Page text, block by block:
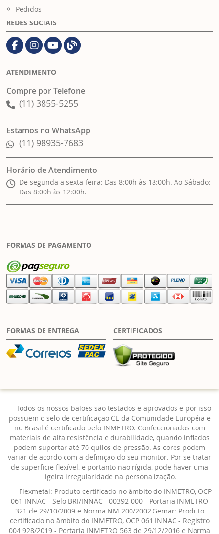
Pedidos
REDES SOCIAIS
ATENDIMENTO
Compre por Telefone
(11) 3855-5255
Estamos no WhatsApp
(11) 98935-7683
Horário de Atendimento
De segunda a sexta-feira: Das 8:00h às 18:00h. Ao Sábado:
Das 8:00h às 12:00h.
FORMAS DE PAGAMENTO
FORMAS DE ENTREGA CERTIFICADOS
Todos os nossos balões são testados e aprovados e por isso
possuem o selo de certificação CE da Comunidade Européia e
no Brasil é certificado pelo INMETRO. Confeccionados com
materiais de alta resistência e durabilidade, quando inflados
podem suportar até 70 quilos de pressão. As cores podem
variar de acordo com a definição do seu monitor. Por se tratar
de superfície flexível, e portanto não rígida, pode haver uma
ligeira irregularidade na personalização.
Flexmetal: Produto certificado no âmbito do INMETRO, OCP
061 INNAC - Selo BRI/INNAC - 00392-000 - Portaria INMETRO
321 de 29/10/2009 e Norma NM 200/2002.Gemar: Produto
certificado no âmbito do INMETRO, OCP 061 INNAC - Registro
004 928/2019 - Portaria INMETRO 563 de 29/12/2016 e Norma